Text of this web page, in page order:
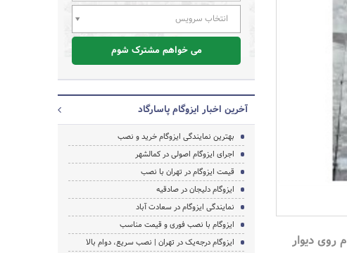
روی دیوار
انتخاب سرویس
می خواهم مشترک شوم
آخرین اخبار ایزوگام پاسارگاد
بهترین نمایندگی ایزوگام خرید و نصب
اجرای ایزوگام اصولی در کمالشهر
قیمت ایزوگام در تهران با نصب
ایزوگام دلیجان در صادقیه
نمایندگی ایزوگام در سعادت آباد
ایزوگام با نصب فوری و قیمت مناسب
ایزوگام درجه‌یک در تهران | نصب سریع، دوام بالا